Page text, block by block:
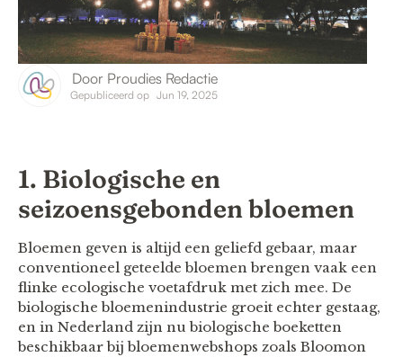
Door Proudies Redactie
Gepubliceerd op Jun 19, 2025
1. Biologische en
seizoensgebonden bloemen
Bloemen geven is altijd een geliefd gebaar, maar
conventioneel geteelde bloemen brengen vaak een
flinke ecologische voetafdruk met zich mee. De
biologische bloemenindustrie groeit echter gestaag,
en in Nederland zijn nu biologische boeketten
beschikbaar bij bloemenwebshops zoals Bloomon